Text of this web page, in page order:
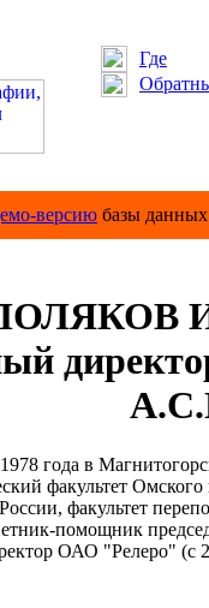
Где
версию базы
года в
факультет Омского
факультет
помощник
ОАО "Релеро" (с